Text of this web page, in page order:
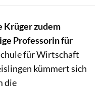
Krüger zudem
Professorin für
für Wirtschaft
kümmert sich
die